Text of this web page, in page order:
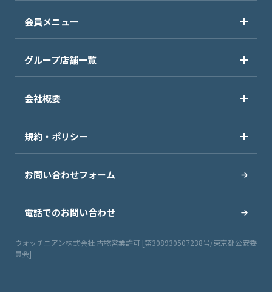
会員メニュー
グループ店舗一覧
会社概要
規約・ポリシー
お問い合わせフォーム
電話でのお問い合わせ
ウォッチニアン株式会社 古物営業許可 [第308930507238号/東京都公安委
員会]